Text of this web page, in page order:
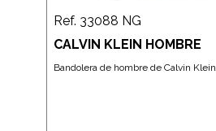
Ref. 33088 NG
CALVIN KLEIN HOMBRE
Bandolera de hombre de Calvin Klein